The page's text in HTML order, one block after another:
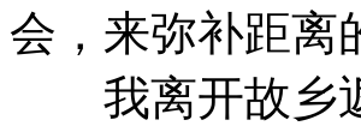
会，来弥补距离
我离开故乡返